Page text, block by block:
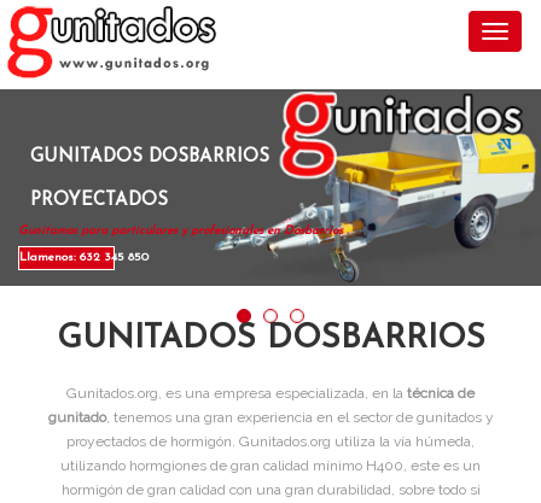
GUNITADOS DOSBARRIOS
PROYECTADOS
Gunitamos para particulares y profesionales en Dosbarrios .
Llamenos: 632 345 850
GUNITADOS DOSBARRIOS
Gunitados.org, es una empresa especializada, en la técnica de
gunitado, tenemos una gran experiencia en el sector de gunitados y
proyectados de hormigón. Gunitados.org utiliza la vía húmeda,
utilizando hormgiones de gran calidad mínimo H400, este es un
hormigón de gran calidad con una gran durabilidad, sobre todo si